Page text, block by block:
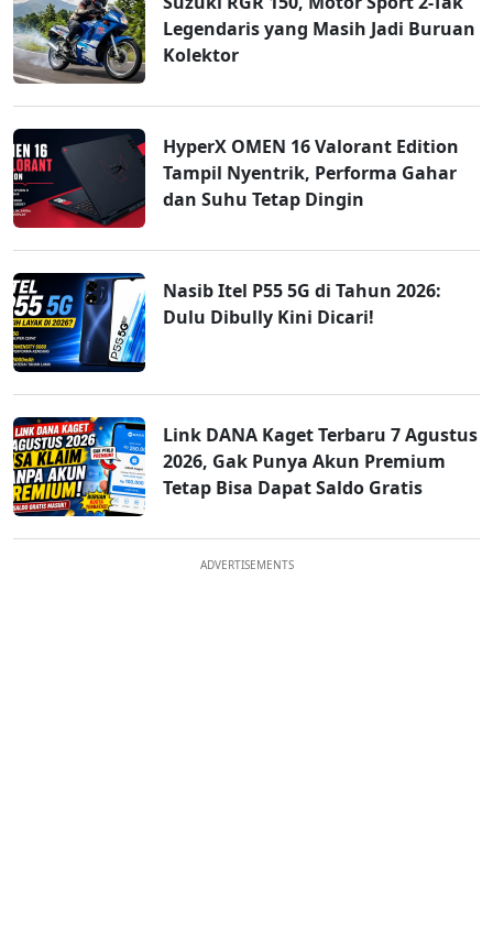
Legendaris yang Masih Jadi Buruan
Kolektor
HyperX OMEN 16 Valorant Edition
Tampil Nyentrik, Performa Gahar
dan Suhu Tetap Dingin
Nasib Itel P55 5G di Tahun 2026:
Dulu Dibully Kini Dicari!
Link DANA Kaget Terbaru 7 Agustus
2026, Gak Punya Akun Premium
Tetap Bisa Dapat Saldo Gratis
ADVERTISEMENTS